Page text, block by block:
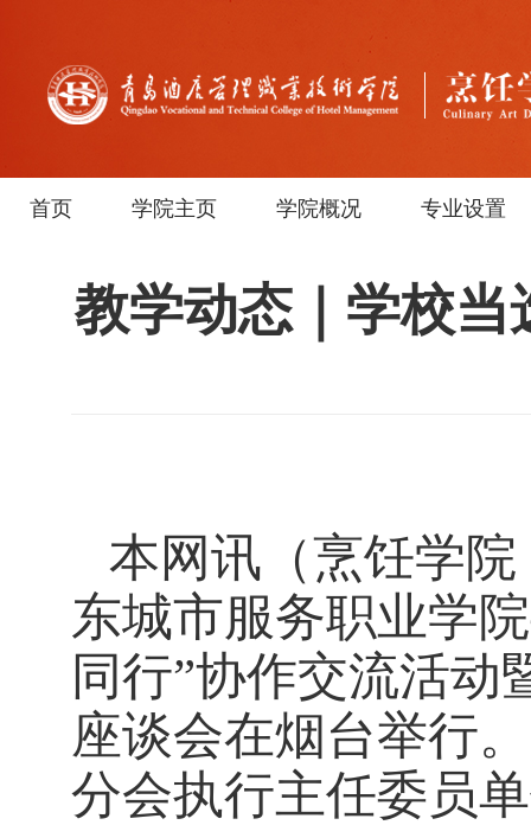
首页 学院主页 学院概况 专业设置
教学动态｜学校
本网讯 （烹饪学院
东城市服务职业学
同行”协作交流活
座谈会在烟台举行
分会执行主任委员